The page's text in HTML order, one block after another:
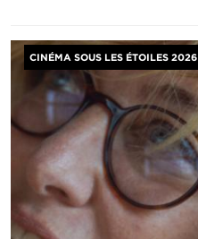
Image
CINÉMA SOUS LES ÉTOILES 2026